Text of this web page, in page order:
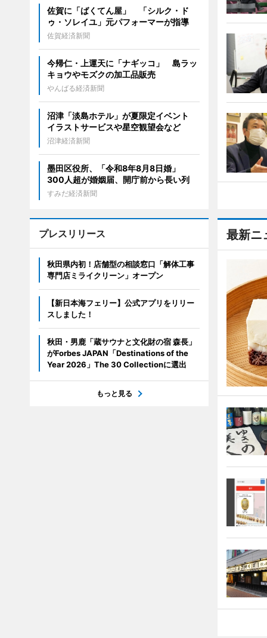
最新ニ
佐賀に「ばくてん屋」 「シルク・ド
ゥ・ソレイユ」元パフォーマーが指導
佐賀経済新聞
今帰仁・上運天に「ナギッコ」 島ラッ
キョウやモズクの加工品販売
やんばる経済新聞
沼津「淡島ホテル」が夏限定イベント
イラストサービスや星空観望会など
沼津経済新聞
墨田区役所、「令和8年8月8日婚」
300人超が婚姻届、開庁前から長い列
すみだ経済新聞
プレスリリース
秋田県内初！店舗型の相談窓口「解体工事
専門店ミライクリーン」オープン
【新日本海フェリー】公式アプリをリリー
スしました！
秋田・男鹿「蔵サウナと文化財の宿 森長」
がForbes JAPAN「Destinations of the
Year 2026」The 30 Collectionに選出
もっと見る